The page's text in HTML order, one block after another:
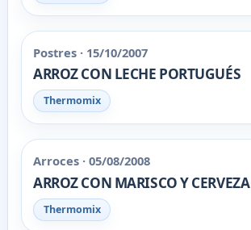
Postres · 15/10/2007
ARROZ CON LECHE PORTUGUÉS
Thermomix
Arroces · 05/08/2008
ARROZ CON MARISCO Y CERVEZA
Thermomix